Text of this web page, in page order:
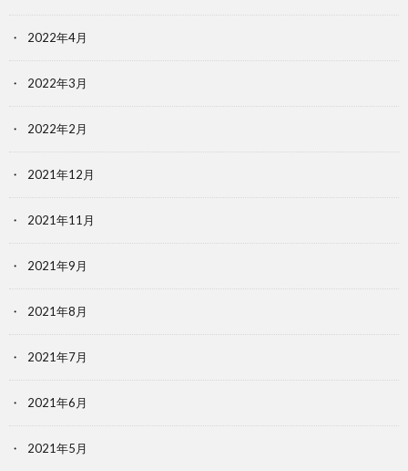
2022年4月
2022年3月
2022年2月
2021年12月
2021年11月
2021年9月
2021年8月
2021年7月
2021年6月
2021年5月